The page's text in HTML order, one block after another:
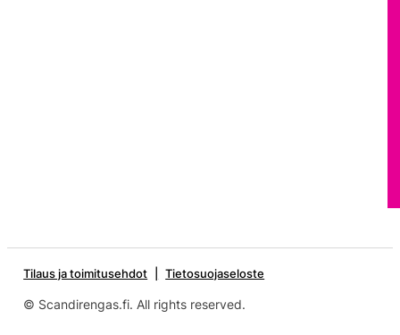
Tilaus ja toimitusehdot Tietosuojaseloste
© Scandirengas.fi. All rights reserved.